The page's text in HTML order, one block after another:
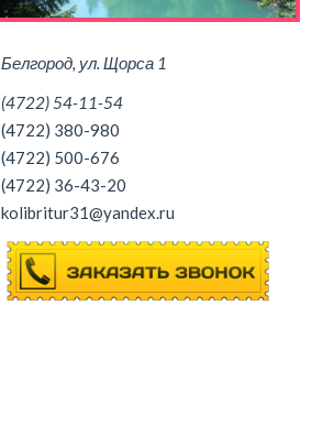
Белгород, ул. Щорса 1
(4722) 54-11-54
(4722) 380-980
(4722) 500-676
(4722) 36-43-20
kolibritur31@yandex.ru